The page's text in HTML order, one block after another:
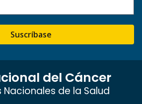
Suscríbase
del Cáncer
de la Salud